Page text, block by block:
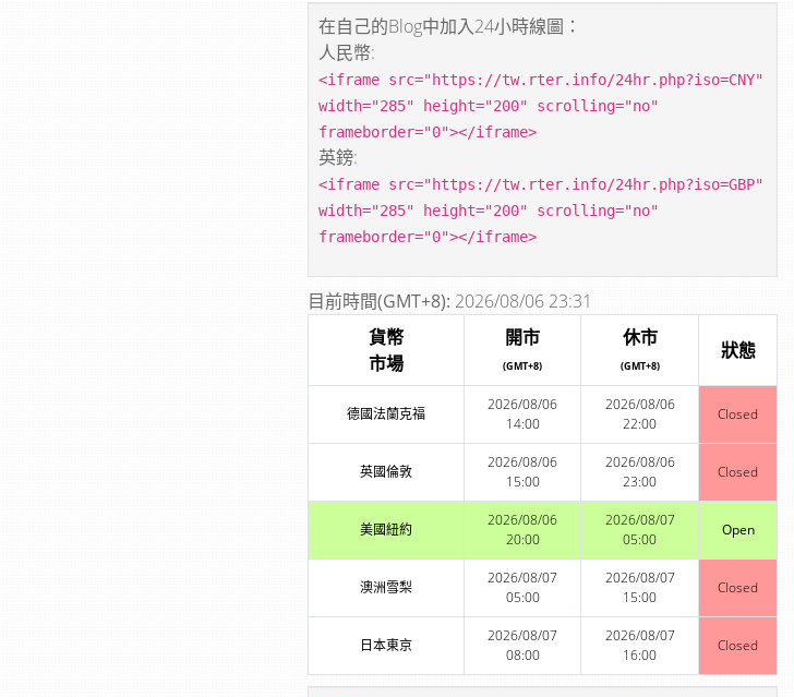
在自己的Blog中加入24小時線圖：
人民幣:
<iframe src="https://tw.rter.info/24hr.php?iso=CNY"
width="285" height="200" scrolling="no"
frameborder="0"></iframe>
英鎊:
<iframe src="https://tw.rter.info/24hr.php?iso=GBP"
width="285" height="200" scrolling="no"
frameborder="0"></iframe>
目前時間(GMT+8): 2026/08/06 23:31
貨幣
市場
開市
(GMT+8)
休市
(GMT+8)
狀態
德國法蘭克福
2026/08/06
14:00
2026/08/06
22:00
Closed
英國倫敦
2026/08/06
15:00
2026/08/06
23:00
Closed
美國紐約
2026/08/06
20:00
2026/08/07
05:00
Open
澳洲雪梨
2026/08/07
05:00
2026/08/07
15:00
Closed
日本東京
2026/08/07
08:00
2026/08/07
16:00
Closed